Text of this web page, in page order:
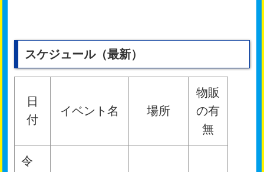
スケジュール（最新）
日
付
イベント名 場所
物販
の有
無
令